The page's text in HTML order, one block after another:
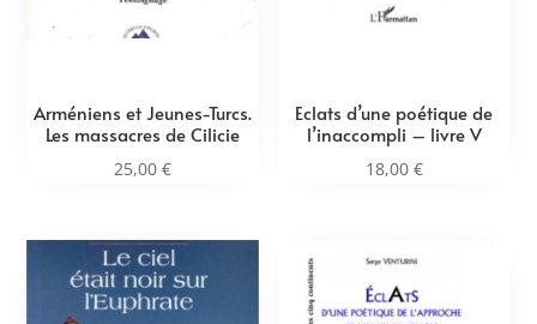
Arméniens et Jeunes-Turcs.
Les massacres de Cilicie
25,00€
Eclats d’une poétique de
l’inaccompli – livre V
18,00 €